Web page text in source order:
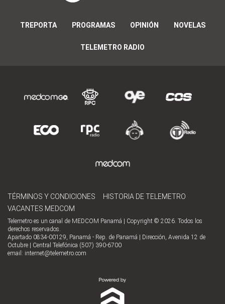
TREPORTA PROGRAMAS OPINIÓN NOVELAS
TELEMETRO RADIO
TÉRMINOS Y CONDICIONES
HISTORIA DE TELEMETRO
VACANTES MEDCOM
Telemetro es un canal de MEDCOM Panamá | Copyright © 2026. Todos los
derechos reservados.
Apartado 0834-00129, Panamá - Rep. de Panamá | Dirección, Avenida 12 de
Octubre | Central Telefónica (507) 390-6700
email: internet@telemetro.com